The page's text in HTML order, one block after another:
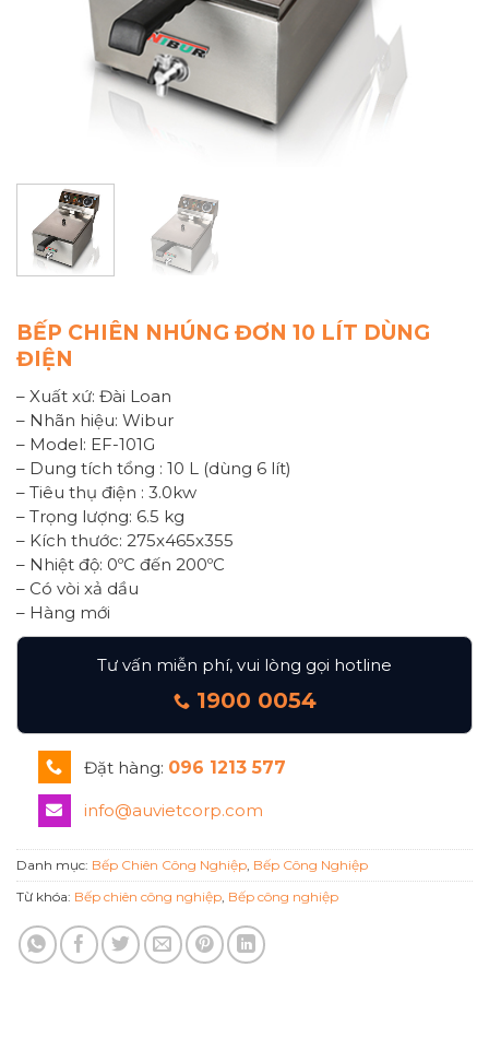
BẾP CHIÊN NHÚNG ĐƠN 10 LÍT DÙNG
ĐIỆN
– Xuất xứ: Đài Loan
– Nhãn hiệu: Wibur
– Model: EF-101G
– Dung tích tổng : 10 L (dùng 6 lít)
– Tiêu thụ điện : 3.0kw
– Trọng lượng: 6.5 kg
– Kích thước: 275x465x355
– Nhiệt độ: 0ºC đến 200ºC
– Có vòi xả dầu
– Hàng mới
Tư vấn miễn phí, vui lòng gọi hotline
1900 0054
Đặt hàng: 096 1213 577
info@auvietcorp.com
Danh mục: Bếp Chiên Công Nghiệp Bếp Công Nghiệp
Từ khóa: Bếp chiên công nghiệp Bếp công nghiệp